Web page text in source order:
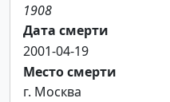
1908
Дата смерти
2001-04-19
Место смерти
г. Москва